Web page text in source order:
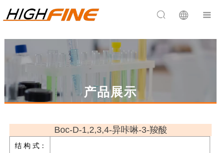
 
产品展示
Boc-D-1,2,3,4-异咔啉-3-羧酸
结 构 式：